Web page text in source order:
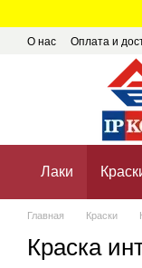
О нас Оплата и
Лаки
Главная Краски
Краска